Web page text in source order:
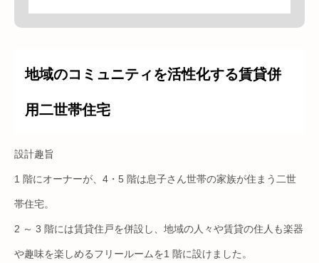
地域のコミュニティを活性化する賃貸併
用二世帯住宅
設計趣旨
1 階にオーナーが、4・5 階は息子さん世帯の家族が住まう二世
帯住宅。
2 ～ 3 階には賃貸住戸を併設し、地域の人々や賃貸の住人も楽器
や趣味を楽しめるフリールームを1 階に設けました。